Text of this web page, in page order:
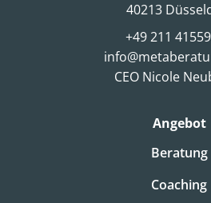
40213
+49 211
CEO Nicole
Angebot
Beratung
Coaching